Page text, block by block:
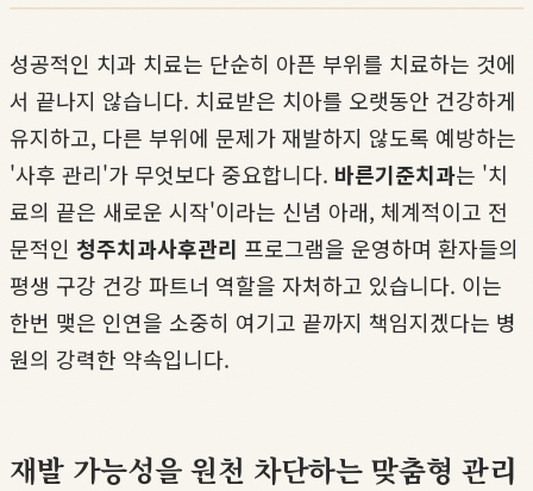
성공적인 치과 치료는 단순히 아픈 부위를 치료하는 것에
서 끝나지 않습니다. 치료받은 치아를 오랫동안 건강하게
유지하고, 다른 부위에 문제가 재발하지 않도록 예방하는
'사후 관리'가 무엇보다 중요합니다. 바른기준치과는 '치
료의 끝은 새로운 시작'이라는 신념 아래, 체계적이고 전
문적인 청주치과사후관리 프로그램을 운영하며 환자들의
평생 구강 건강 파트너 역할을 자처하고 있습니다. 이는
한번 맺은 인연을 소중히 여기고 끝까지 책임지겠다는 병
원의 강력한 약속입니다.
재발 가능성을 원천 차단하는 맞춤형 관리